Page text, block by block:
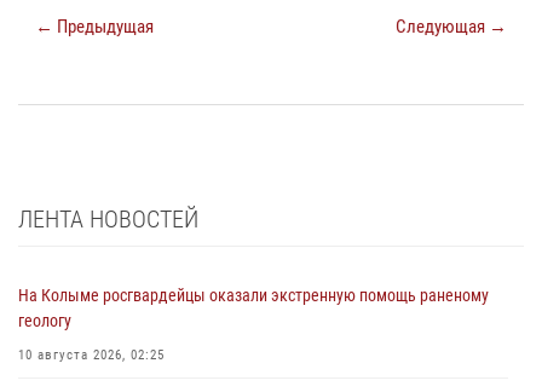
← Предыдущая Следующая →
ЛЕНТА НОВОСТЕЙ
На Колыме росгвардейцы оказали экстренную помощь раненому
геологу
10 августа 2026, 02:25